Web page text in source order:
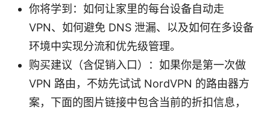
你将学到：如何让家里的每台设备自动走
VPN、如何避免 DNS 泄漏、以及如何在多设备
环境中实现分流和优先级管理。
购买建议（含促销入口）：如果你是第一次做
VPN 路由，不妨先试试 NordVPN 的路由器方
案，下面的图片链接中包含当前的折扣信息，